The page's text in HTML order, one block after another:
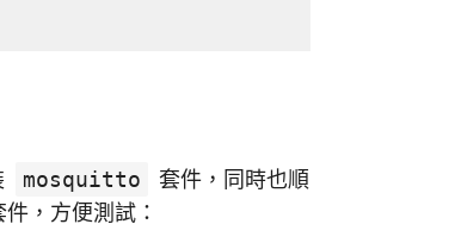
mosquitto
套件，同時也順
，方便測試：